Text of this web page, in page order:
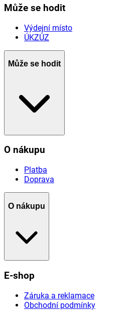
Může se hodit
Výdejní místo
ÚKZÚZ
Může se hodit
O nákupu
Platba
Doprava
O nákupu
E-shop
Záruka a reklamace
Obchodní podmínky